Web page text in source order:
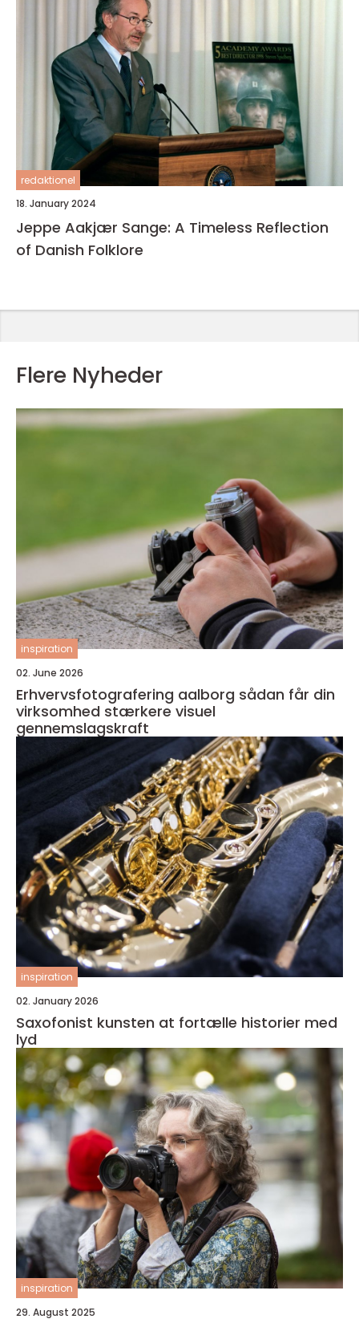
redaktionel
18. January 2024
Jeppe Aakjær Sange: A Timeless Reflection
of Danish Folklore
Flere Nyheder
inspiration
02. June 2026
Erhvervsfotografering aalborg sådan får din
virksomhed stærkere visuel
gennemslagskraft
inspiration
02. January 2026
Saxofonist kunsten at fortælle historier med
lyd
inspiration
29. August 2025